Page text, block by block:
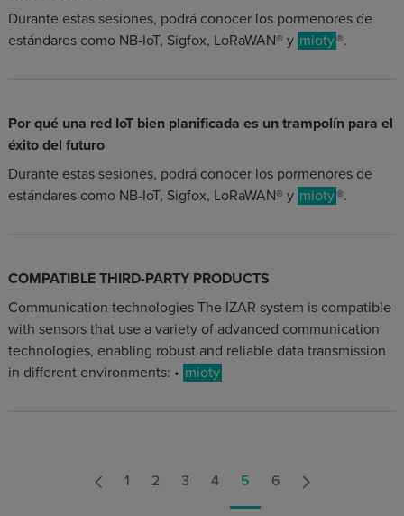
Durante estas sesiones, podrá conocer los pormenores de
estándares como NB-IoT, Sigfox, LoRaWAN® y mioty®.
Por qué una red IoT bien planificada es un trampolín para el
éxito del futuro
Durante estas sesiones, podrá conocer los pormenores de
estándares como NB-IoT, Sigfox, LoRaWAN® y mioty®.
COMPATIBLE THIRD-PARTY PRODUCTS
Communication technologies The IZAR system is compatible
with sensors that use a variety of advanced communication
technologies, enabling robust and reliable data transmission
in different environments: • mioty
1 2 3 4 5 6